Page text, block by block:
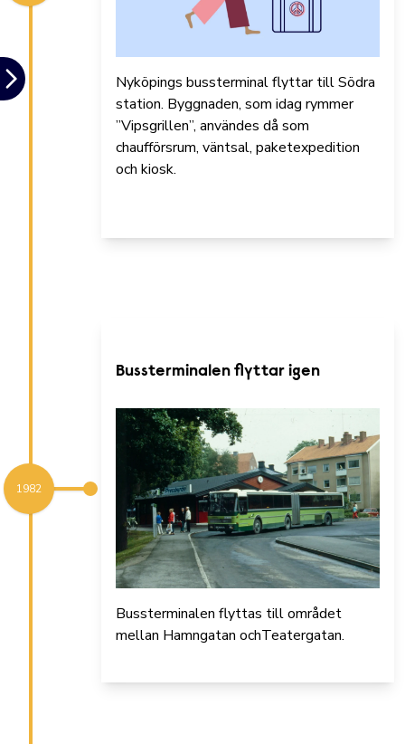
Nyköpings bussterminal flyttar till Södra
station. Byggnaden, som idag rymmer
”Vipsgrillen”, användes då som
chaufförsrum, väntsal, paketexpedition
och kiosk.
1982
Bussterminalen flyttar igen
Bussterminalen flyttas till området
mellan Hamngatan ochTeatergatan.